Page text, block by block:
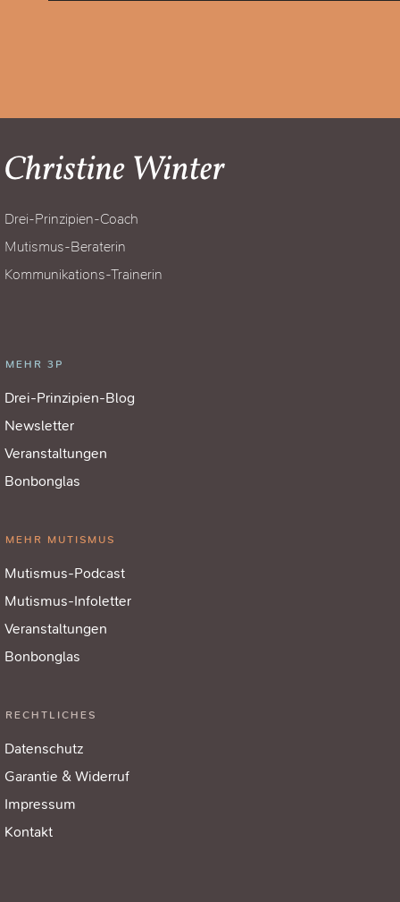
Drei-Prinzipien-Coach
Mutismus-Beraterin
Kommunikations-Trainerin
MEHR 3P
Drei-Prinzipien-Blog
Newsletter
Veranstaltungen
Bonbonglas
MEHR MUTISMUS
Mutismus-Podcast
Mutismus-Infoletter
Veranstaltungen
Bonbonglas
RECHTLICHES
Datenschutz
Garantie & Widerruf
Impressum
Kontakt